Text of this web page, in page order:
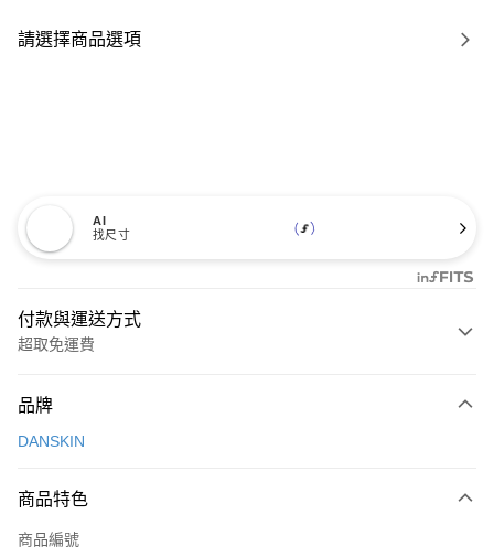
請選擇商品選項
AI
找尺寸
付款與運送方式
超取免運費
信用卡一次付款
LINE Pay
Apple Pay
品牌
DANSKIN
商品特色
商品編號